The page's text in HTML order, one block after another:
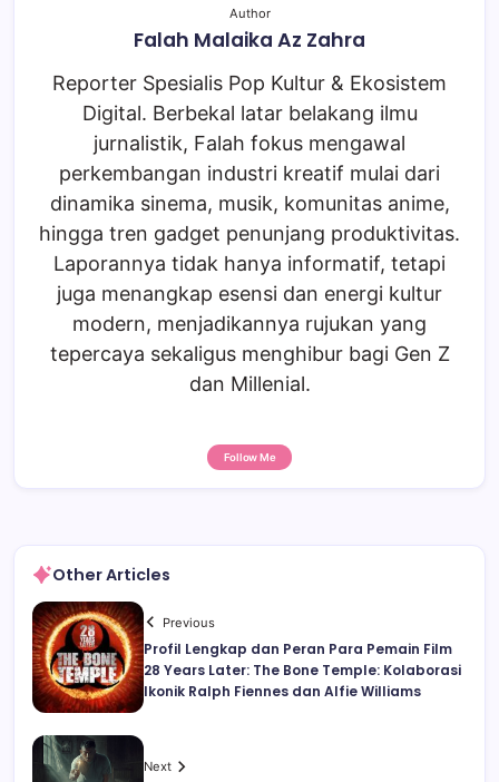
Author
Falah Malaika Az Zahra
Reporter Spesialis Pop Kultur & Ekosistem
Digital. Berbekal latar belakang ilmu
jurnalistik, Falah fokus mengawal
perkembangan industri kreatif mulai dari
dinamika sinema, musik, komunitas anime,
hingga tren gadget penunjang produktivitas.
Laporannya tidak hanya informatif, tetapi
juga menangkap esensi dan energi kultur
modern, menjadikannya rujukan yang
tepercaya sekaligus menghibur bagi Gen Z
dan Millenial.
Follow Me
Other Articles
Previous
Profil Lengkap dan Peran Para Pemain Film
28 Years Later: The Bone Temple: Kolaborasi
Ikonik Ralph Fiennes dan Alfie Williams
Next